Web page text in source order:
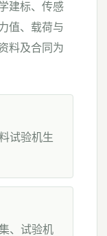
建标、传感
值、载荷与
料及合同为
试验机生
、试验机